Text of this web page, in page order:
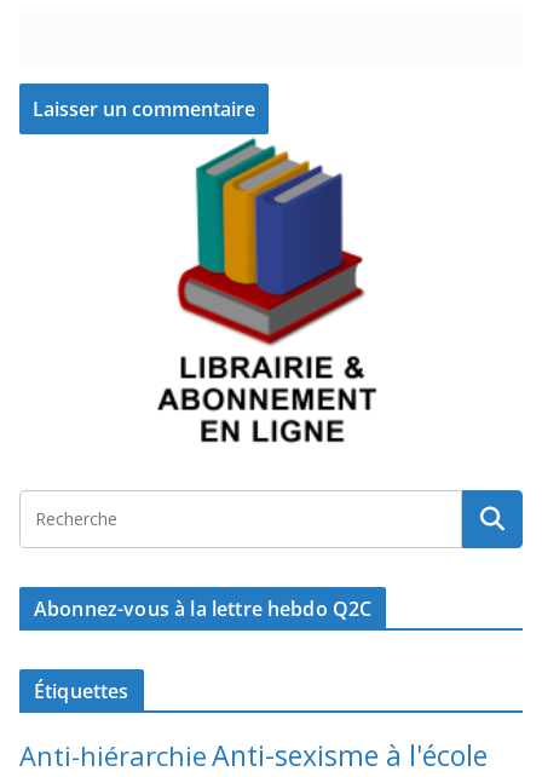
Abonnez-vous à la lettre hebdo Q2C
Étiquettes
Anti-hiérarchieAnti-sexisme à l'école